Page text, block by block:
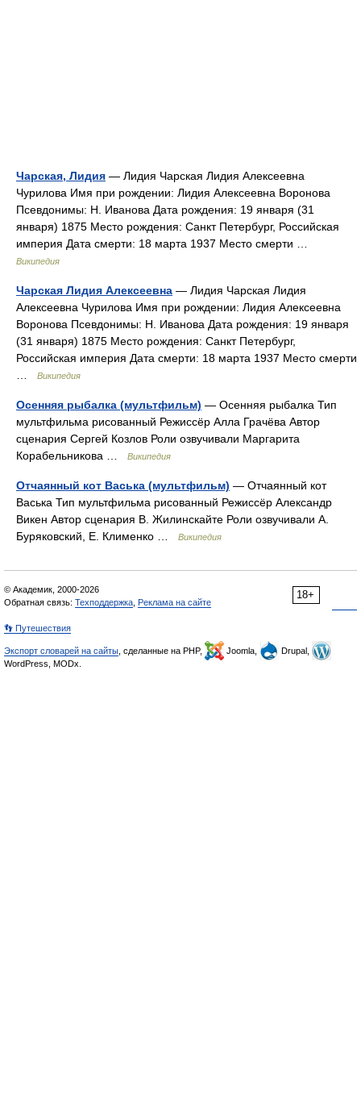
Чарская, Лидия — Лидия Чарская Лидия Алексеевна
Чурилова Имя при рождении: Лидия Алексеевна Воронова
Псевдонимы: Н. Иванова Дата рождения: 19 января (31
января) 1875 Место рождения: Санкт Петербург, Российская
империя Дата смерти: 18 марта 1937 Место смерти …
Википедия
Чарская Лидия Алексеевна — Лидия Чарская Лидия
Алексеевна Чурилова Имя при рождении: Лидия Алексеевна
Воронова Псевдонимы: Н. Иванова Дата рождения: 19 января
(31 января) 1875 Место рождения: Санкт Петербург,
Российская империя Дата смерти: 18 марта 1937 Место смерти
Википедия
Осенняя рыбалка (мультфильм) — Осенняя рыбалка Тип
мультфильма рисованный Режиссёр Алла Грачёва Автор
сценария Сергей Козлов Роли озвучивали Маргарита
Корабельникова …
Википедия
Отчаянный кот Васька (мультфильм) — Отчаянный кот
Васька Тип мультфильма рисованный Режиссёр Александр
Викен Автор сценария В. Жилинскайте Роли озвучивали А.
Буряковский, Е. Клименко …
Википедия
18+
© Академик, 2000-2026
Обратная связь: Техподдержка Реклама на сайте
👣 Путешествия
Экспорт словарей на сайты , сделанные на PHP, Joomla,
Drupal,
WordPress, MODx.